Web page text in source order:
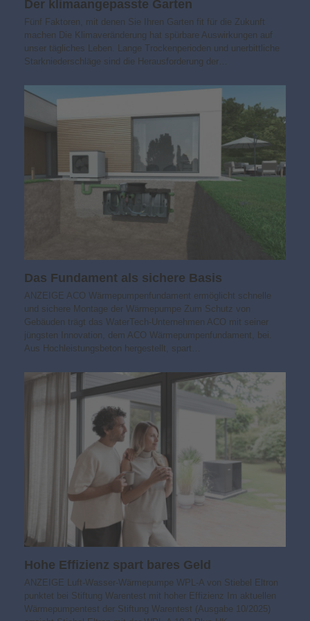
Der klimaangepasste Garten
Fünf Faktoren, mit denen Sie Ihren Garten fit für die Zukunft
machen Die Klimaveränderung hat spürbare Auswirkungen auf
unser tägliches Leben. Lange Trockenperioden und unerbittliche
Starkniederschläge sind die Herausforderung der…
Das Fundament als sichere Basis
ANZEIGE ACO Wärmepumpenfundament ermöglicht schnelle
und sichere Montage der Wärmepumpe Zum Schutz von
Gebäuden trägt das WaterTech-Unternehmen ACO mit seiner
jüngsten Innovation, dem ACO Wärmepumpenfundament, bei.
Aus Hochleistungsbeton hergestellt, spart…
Hohe Effizienz spart bares Geld
ANZEIGE Luft-Wasser-Wärmepumpe WPL-A von Stiebel Eltron
punktet bei Stiftung Warentest mit hoher Effizienz Im aktuellen
Wärmepumpentest der Stiftung Warentest (Ausgabe 10/2025)